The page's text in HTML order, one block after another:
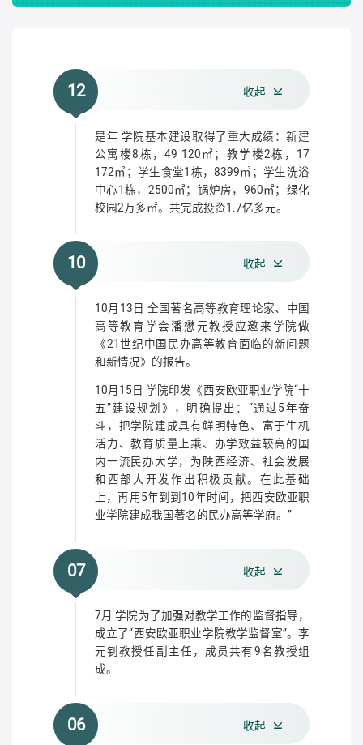
12 收起
是年 学院基本建设取得了重大成绩：新建
公寓楼8栋，49 120㎡；教学楼2栋，17
172㎡；学生食堂1栋，8399㎡；学生洗浴
中心1栋，2500㎡；锅炉房，960㎡；绿化
校园2万多㎡。共完成投资1.7亿多元。
10 收起
10月13日 全国著名高等教育理论家、中国
高等教育学会潘懋元教授应邀来学院做
《21世纪中国民办高等教育面临的新问题
和新情况》的报告。
10月15日 学院印发《西安欧亚职业学院“十
五”建设规划》，明确提出：“通过5年奋
斗，把学院建成具有鲜明特色、富于生机
活力、教育质量上乘、办学效益较高的国
内一流民办大学，为陕西经济、社会发展
和西部大开发作出积极贡献。在此基础
上，再用5年到到10年时间，把西安欧亚职
业学院建成我国著名的民办高等学府。”
07 收起
7月 学院为了加强对教学工作的监督指导，
成立了“西安欧亚职业学院教学监督室”。李
元钊教授任副主任，成员共有9名教授组
成。
06 收起